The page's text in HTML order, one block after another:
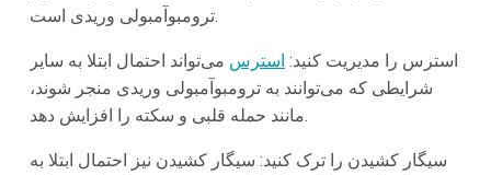
ترومبوآمبولی وریدی است.
استرس را مدیریت کنید: استرس می‌تواند احتمال ابتلا به سایر
شرایطی که می‌توانند به ترومبوآمبولی وریدی منجر شوند،
مانند حمله قلبی و سکته را افزایش دهد.
سیگار کشیدن را ترک کنید: سیگار کشیدن نیز احتمال ابتلا به